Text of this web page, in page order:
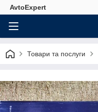
AvtoExpert
Товари та послуги